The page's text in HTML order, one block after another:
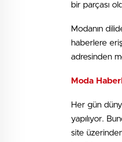
bir parçası
Modanın
haberlere
adresinden
Moda
Her gün
yapılıyor.
site